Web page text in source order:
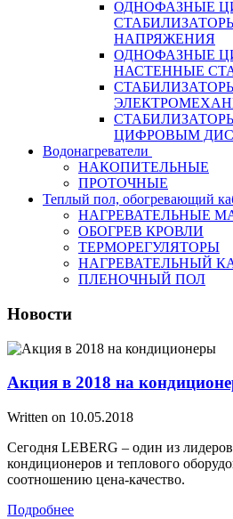
ОДНОФАЗНЫЕ
НАПРЯЖЕНИЯ
ОДНОФАЗНЫЕ
НАСТЕННЫЕ
ЦИФРОВЫМ
Водонагреватели
НАКОПИТЕЛЬНЫЕ
ПРОТОЧНЫЕ
Теплый пол, обогревающий
НАГРЕВАТЕЛЬНЫЕ
ОБОГРЕВ КРОВЛИ
ТЕРМОРЕГУЛЯТОРЫ
НАГРЕВАТЕЛЬНЫЙ
ПЛЕНОЧНЫЙ ПОЛ
Новости
Акция в 2018 на
Written on 10.05.2018
Сегодня LEBERG – один из
кондиционеров и теплового
соотношению цена-качество.
Подробнее